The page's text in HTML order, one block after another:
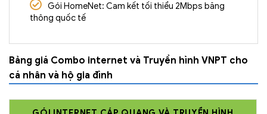
Gói HomeNet: Cam kết tối thiểu 2Mbps băng
thông quốc tế
Bảng giá Combo internet và Truyền hình VNPT cho
cá nhân và hộ gia đình